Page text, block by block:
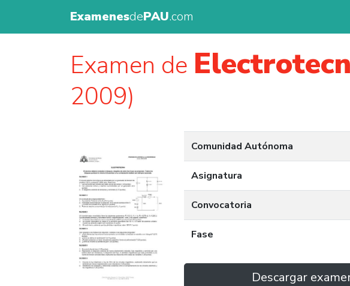
ExamenesdePAU.com
Examen de
2009)
Comunidad Autónoma
Asignatura
Convocatoria
Fase
Descargar